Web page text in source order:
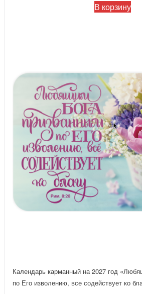
В корзину
Календарь карманный на 2027 год
по Его изволению, все содействует ко